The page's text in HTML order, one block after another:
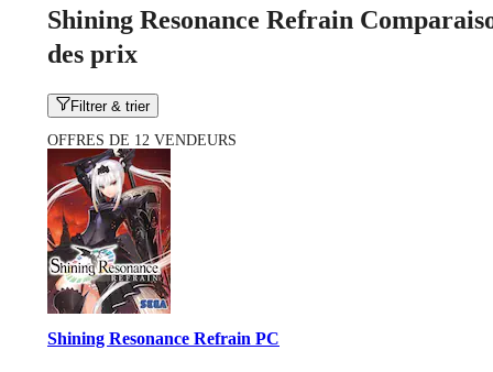
Shining Resonance Refrain
des prix
Filtrer & trier
OFFRES DE 12 VENDEURS
Shining Resonance Refrain PC